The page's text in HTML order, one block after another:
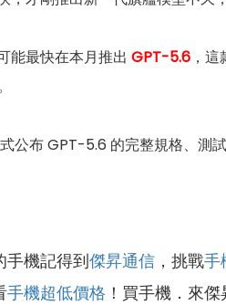
能最快在本月推出 GPT-5.6 ，
公布 GPT-5.6 的完整規格、測
手機記得到傑昇通信 ，挑戰手
手機超低價格 ！買手機．來傑